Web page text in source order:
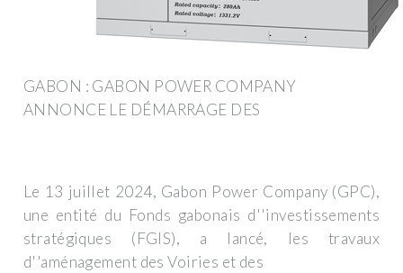
GABON : GABON POWER COMPANY
ANNONCE LE DÉMARRAGE DES
Le 13 juillet 2024, Gabon Power Company (GPC),
une entité du Fonds gabonais d''investissements
stratégiques (FGIS), a lancé, les travaux
d''aménagement des Voiries et des